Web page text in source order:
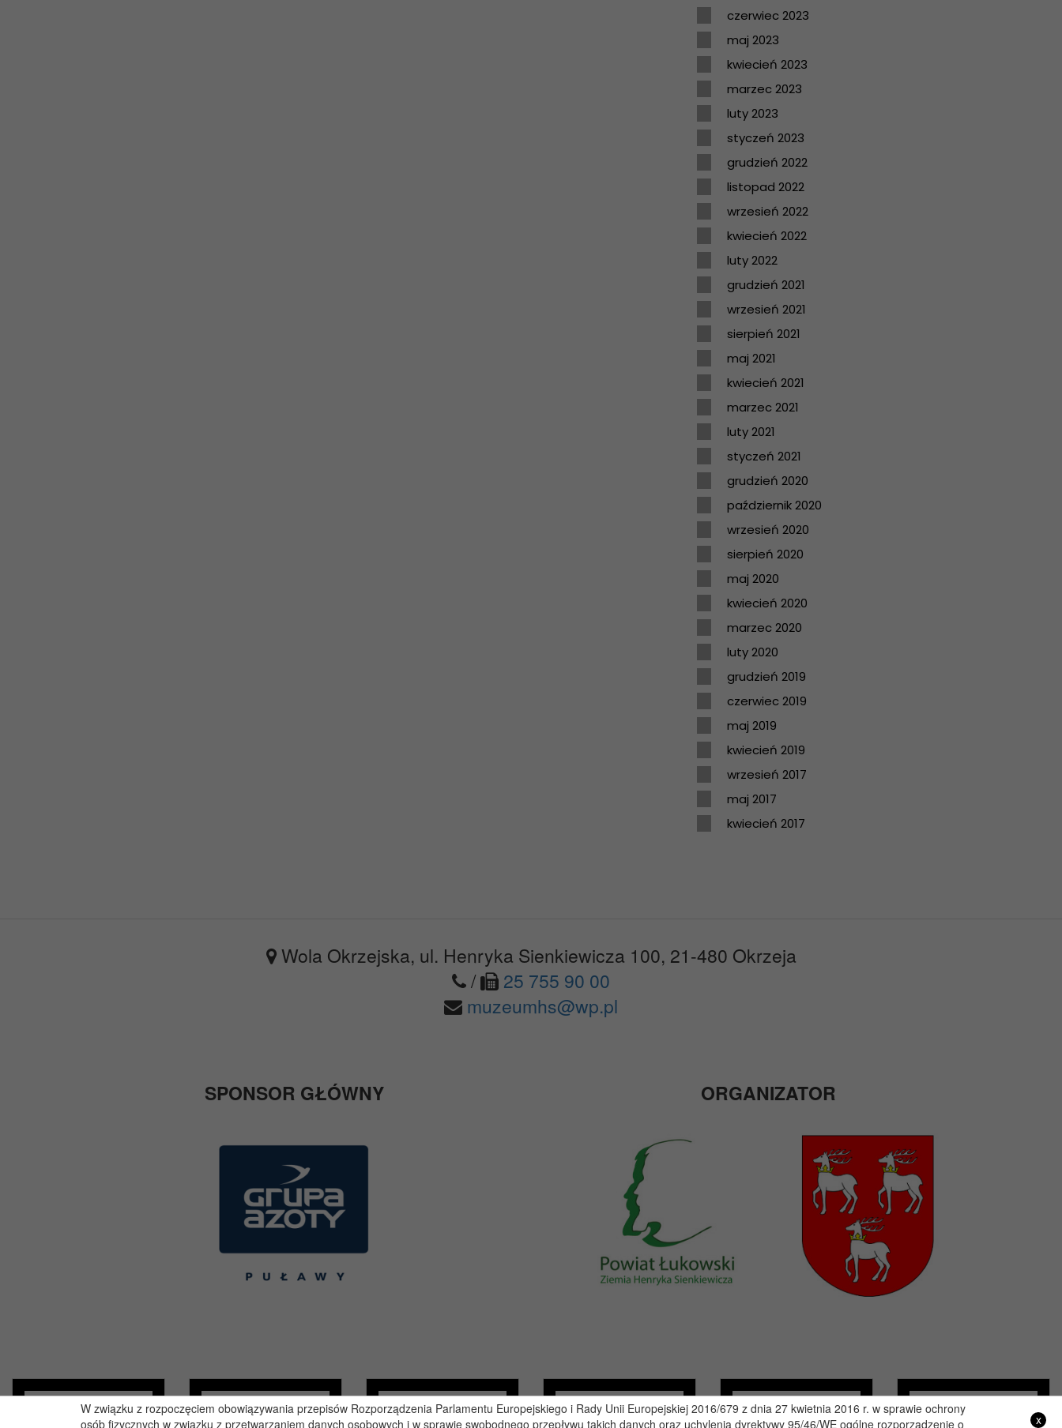
czerwiec 2023
maj 2023
kwiecień 2023
marzec 2023
luty 2023
styczeń 2023
grudzień 2022
listopad 2022
wrzesień 2022
kwiecień 2022
luty 2022
grudzień 2021
wrzesień 2021
sierpień 2021
maj 2021
kwiecień 2021
marzec 2021
luty 2021
styczeń 2021
grudzień 2020
październik 2020
wrzesień 2020
sierpień 2020
maj 2020
kwiecień 2020
marzec 2020
luty 2020
grudzień 2019
czerwiec 2019
maj 2019
kwiecień 2019
wrzesień 2017
maj 2017
kwiecień 2017
Wola Okrzejska, ul. Henryka Sienkiewicza 100, 21-480 Okrzeja
/
25 755 90 00
muzeumhs@wp.pl
SPONSOR GŁÓWNY ORGANIZATOR
x
W związku z rozpoczęciem obowiązywania przepisów Rozporządzenia Parlamentu Europejskiego i Rady Unii Europejskiej 2016/679 z dnia 27 kwietnia 2016 r. w sprawie ochrony
osób fizycznych w związku z przetwarzaniem danych osobowych i w sprawie swobodnego przepływu takich danych oraz uchylenia dyrektywy 95/46/WE ogólne rozporządzenie o